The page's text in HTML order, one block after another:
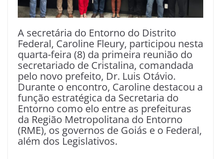
A secretária do Entorno do Distrito
Federal, Caroline Fleury, participou nesta
quarta-feira (8) da primeira reunião do
secretariado de Cristalina, comandada
pelo novo prefeito, Dr. Luis Otávio.
Durante o encontro, Caroline destacou a
função estratégica da Secretaria do
Entorno como elo entre as prefeituras
da Região Metropolitana do Entorno
(RME), os governos de Goiás e o Federal,
além dos Legislativos.